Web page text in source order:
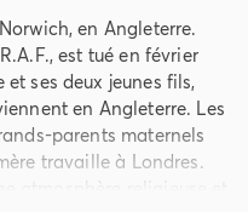
en Angleterre.
est tué en février
et ses deux jeunes fils,
en Angleterre. Les
parents maternels
travaille à Londres.
atmosphère religieuse et